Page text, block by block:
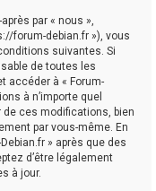
par « nous »,
forum-debian.fr »), vous
suivantes. Si
de toutes les
accéder à « Forum-
à n’importe quel
ces modifications, bien
par vous-même. En
» après que des
d’être légalement
à jour.